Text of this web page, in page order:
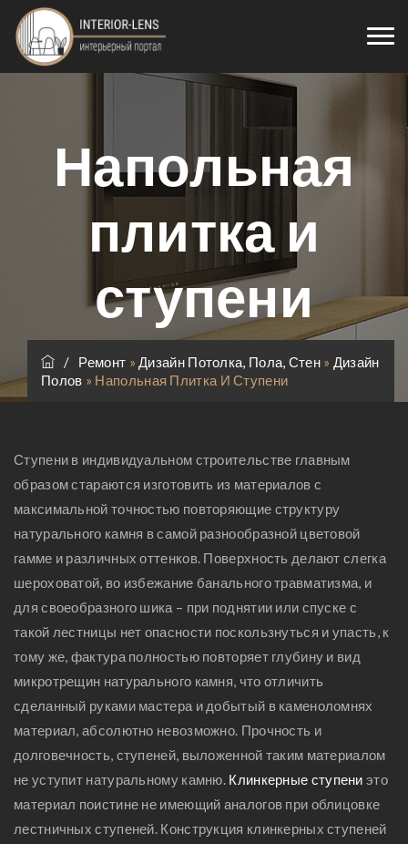
Напольная
плитка и
ступени
/ Ремонт »Дизайн Потолка, Пола, Стен » Дизайн
Полов » Напольная Плитка И Ступени
Ступени в индивидуальном строительстве главным
образом стараются изготовить из материалов с
максимальной точностью повторяющие структуру
натурального камня в самой разнообразной цветовой
гамме и различных оттенков. Поверхность делают слегка
шероховатой, во избежание банального травматизма, и
для своеобразного шика – при поднятии или спуске с
такой лестницы нет опасности поскользнуться и упасть, к
тому же, фактура полностью повторяет глубину и вид
микротрещин натурального камня, что отличить
сделанный руками мастера и добытый в каменоломнях
материал, абсолютно невозможно. Прочность и
долговечность, ступеней, выложенной таким материалом
не уступит натуральному камню. Клинкерные ступени это
материал поистине не имеющий аналогов при облицовке
лестничных ступеней. Конструкция клинкерных ступеней